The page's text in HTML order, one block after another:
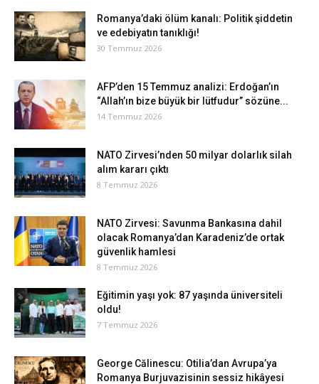
Romanya’daki ölüm kanalı: Politik şiddetin
ve edebiyatın tanıklığı!
30 Temmuz 2026
AFP’den 15 Temmuz analizi: Erdoğan’ın
“Allah’ın bize büyük bir lütfudur” sözüne...
14 Temmuz 2026
NATO Zirvesi’nden 50 milyar dolarlık silah
alım kararı çıktı
8 Temmuz 2026
NATO Zirvesi: Savunma Bankasına dahil
olacak Romanya’dan Karadeniz’de ortak
güvenlik hamlesi
8 Temmuz 2026
Eğitimin yaşı yok: 87 yaşında üniversiteli
oldu!
7 Temmuz 2026
George Călinescu: Otilia’dan Avrupa’ya
Romanya Burjuvazisinin sessiz hikâyesi